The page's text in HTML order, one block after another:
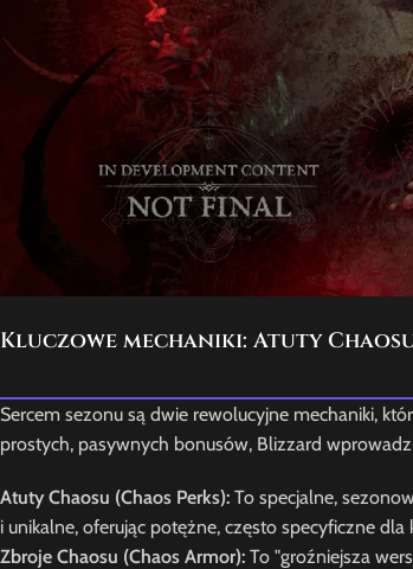
Kluczowe mechaniki: Atuty
Sercem sezonu są dwie rewolucyjne mechaniki,
prostych, pasywnych bonusów, Blizzard
Atuty Chaosu (Chaos Perks): To specjalne,
i unikalne, oferując potężne, często specyficzne
Zbroje Chaosu (Chaos Armor): To "groźniejsza